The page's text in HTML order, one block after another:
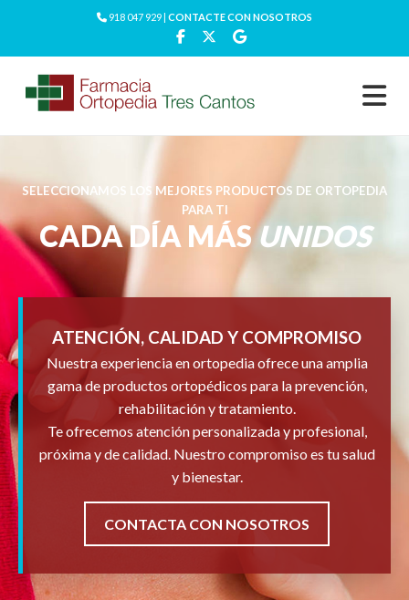
918 047 929 | CONTACTE CON NOSOTROS
SELECCIONAMOS LOS MEJORES PRODUCTOS DE ORTOPEDIA
PARA TI
CADA DÍA MÁSUNIDOS
ATENCIÓN, CALIDAD Y COMPROMISO
Nuestra experiencia en ortopedia ofrece una amplia
gama de productos ortopédicos para la prevención,
rehabilitación y tratamiento.
Te ofrecemos atención personalizada y profesional,
próxima y de calidad. Nuestro compromiso es tu salud
y bienestar.
CONTACTA CON NOSOTROS